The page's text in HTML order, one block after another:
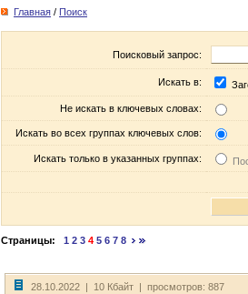
Главная / Поиск
Поисковый запрос:
Искать в:
Не искать в ключевых словах:
Искать во всех группах ключевых слов:
Искать только в указанных группах:
Страницы: 1 2 3 4 5 6 7 8
28.10.2022 | 10 Кбайт | просмотров: 887